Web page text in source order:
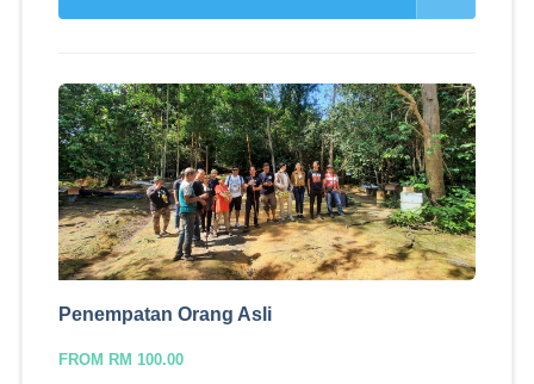
Penempatan Orang Asli
FROM RM 100.00